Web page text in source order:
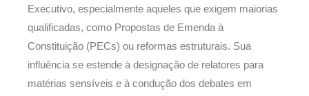
Executivo, especialmente aqueles que exigem maiorias
qualificadas, como Propostas de Emenda à
Constituição (PECs) ou reformas estruturais. Sua
influência se estende à designação de relatores para
matérias sensíveis e à condução dos debates em